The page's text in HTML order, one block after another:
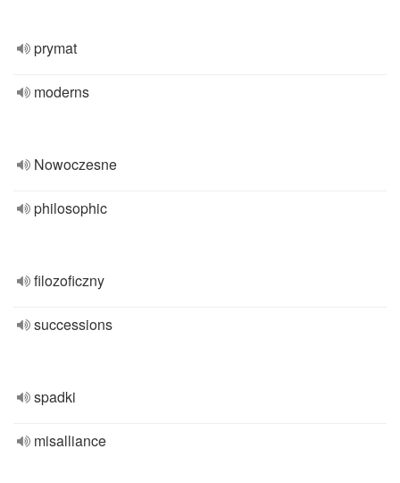
prymat
moderns
Nowoczesne
philosophic
filozoficzny
successions
spadki
misalliance